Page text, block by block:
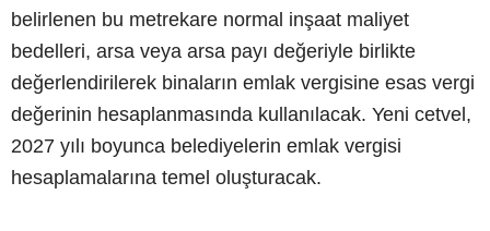
belirlenen bu metrekare normal inşaat maliyet
bedelleri, arsa veya arsa payı değeriyle birlikte
değerlendirilerek binaların emlak vergisine esas vergi
değerinin hesaplanmasında kullanılacak. Yeni cetvel,
2027 yılı boyunca belediyelerin emlak vergisi
hesaplamalarına temel oluşturacak.